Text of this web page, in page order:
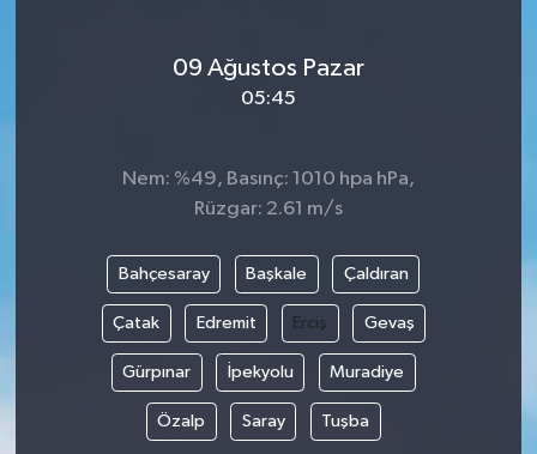
09 Ağustos Pazar
05:45
Nem: %49, Basınç: 1010 hpa hPa,
Rüzgar: 2.61 m/s
Bahçesaray Başkale Çaldıran
Çatak Edremit Erciş Gevaş
Gürpınar İpekyolu Muradiye
Özalp Saray Tuşba